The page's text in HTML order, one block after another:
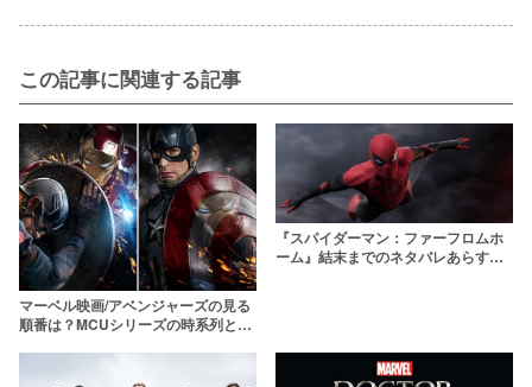
この記事に関連する記事
マーベル映画/アベンジャーズの見る
順番は？MCUシリーズの時系列と公
『スパイダーマン：ファーフロムホ
ーム』結末までのネタバレあらすじ